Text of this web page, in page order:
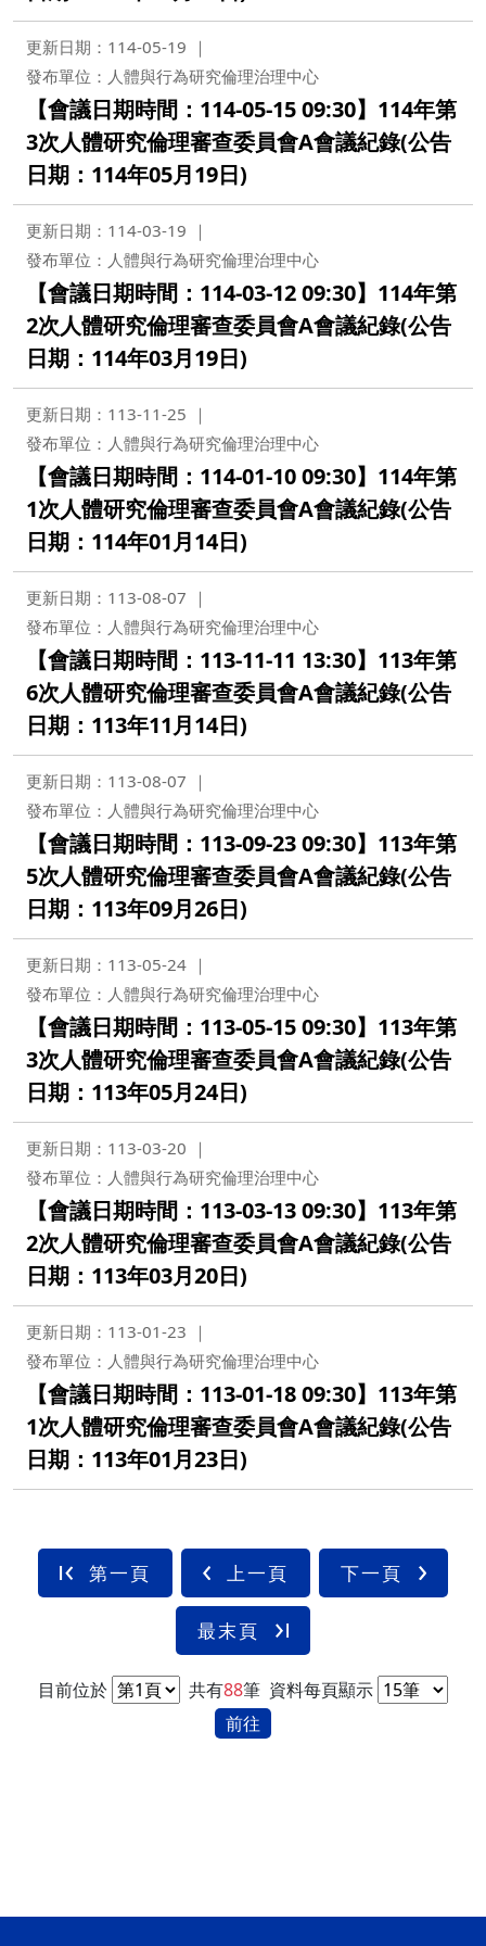
更新日期：114-05-19
發布單位：人體與行為研究倫理治理中心
【會議日期時間：114-05-15 09:30】114年第
3次人體研究倫理審查委員會A會議紀錄(公告
日期：114年05月19日)
更新日期：114-03-19
發布單位：人體與行為研究倫理治理中心
【會議日期時間：114-03-12 09:30】114年第
2次人體研究倫理審查委員會A會議紀錄(公告
日期：114年03月19日)
更新日期：113-11-25
發布單位：人體與行為研究倫理治理中心
【會議日期時間：114-01-10 09:30】114年第
1次人體研究倫理審查委員會A會議紀錄(公告
日期：114年01月14日)
更新日期：113-08-07
發布單位：人體與行為研究倫理治理中心
【會議日期時間：113-11-11 13:30】113年第
6次人體研究倫理審查委員會A會議紀錄(公告
日期：113年11月14日)
更新日期：113-08-07
發布單位：人體與行為研究倫理治理中心
【會議日期時間：113-09-23 09:30】113年第
5次人體研究倫理審查委員會A會議紀錄(公告
日期：113年09月26日)
更新日期：113-05-24
發布單位：人體與行為研究倫理治理中心
【會議日期時間：113-05-15 09:30】113年第
3次人體研究倫理審查委員會A會議紀錄(公告
日期：113年05月24日)
更新日期：113-03-20
發布單位：人體與行為研究倫理治理中心
【會議日期時間：113-03-13 09:30】113年第
2次人體研究倫理審查委員會A會議紀錄(公告
日期：113年03月20日)
更新日期：113-01-23
發布單位：人體與行為研究倫理治理中心
【會議日期時間：113-01-18 09:30】113年第
1次人體研究倫理審查委員會A會議紀錄(公告
日期：113年01月23日)
第一頁 上一頁 下一頁
最末頁
目前位於 共有88筆 資料每頁顯示
前往